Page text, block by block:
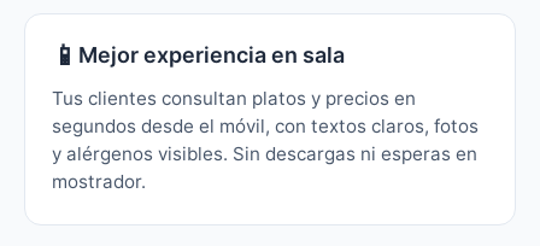
📱 Mejor experiencia en sala
Tus clientes consultan platos y precios en
segundos desde el móvil, con textos claros, fotos
y alérgenos visibles. Sin descargas ni esperas en
mostrador.